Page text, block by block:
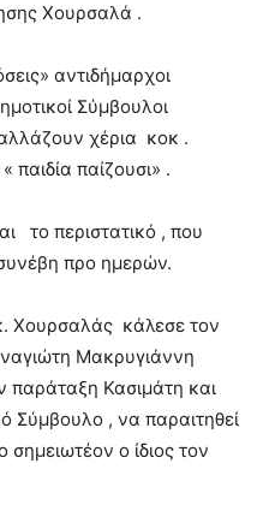
Χουρσαλά .
αντιδήμαρχοι
Σύμβουλοι
χέρια κοκ .
παίζουσι» .
το περιστατικό , που
προ ημερών.
Χουρσαλάς κάλεσε τον
Μακρυγιάννη
Κασιμάτη και
Σύμβουλο , να παραιτηθεί
ο ίδιος τον